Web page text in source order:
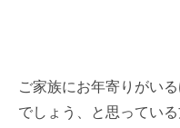
ご家族にお年寄りがい
でしょう、と思ってい